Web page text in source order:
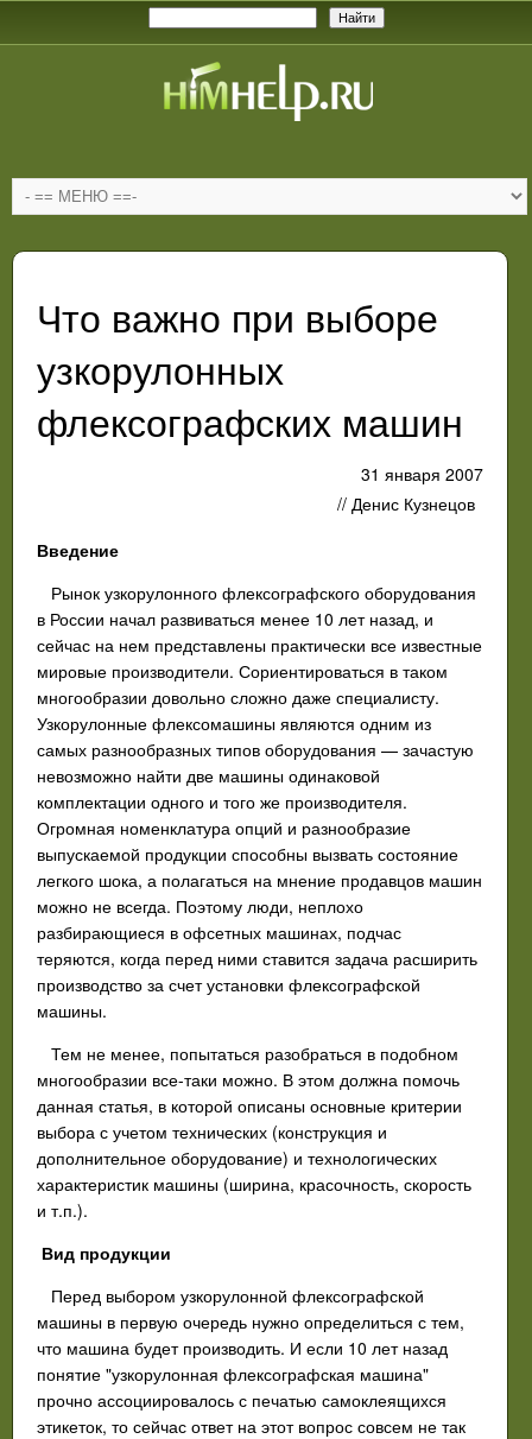
Что важно при выборе
узкорулонных
флексографских машин
31 января 2007
// Денис Кузнецов
Введение
Рынок узкорулонного флексографского оборудования
в России начал развиваться менее 10 лет назад, и
сейчас на нем представлены практически все известные
мировые производители. Сориентироваться в таком
многообразии довольно сложно даже специалисту.
Узкорулонные флексомашины являются одним из
самых разнообразных типов оборудования — зачастую
невозможно найти две машины одинаковой
комплектации одного и того же производителя.
Огромная номенклатура опций и разнообразие
выпускаемой продукции способны вызвать состояние
легкого шока, а полагаться на мнение продавцов машин
можно не всегда. Поэтому люди, неплохо
разбирающиеся в офсетных машинах, подчас
теряются, когда перед ними ставится задача расширить
производство за счет установки флексографской
машины.
Тем не менее, попытаться разобраться в подобном
многообразии все-таки можно. В этом должна помочь
данная статья, в которой описаны основные критерии
выбора с учетом технических (конструкция и
дополнительное оборудование) и технологических
характеристик машины (ширина, красочность, скорость
и т.п.).
Вид продукции
Перед выбором узкорулонной флексографской
машины в первую очередь нужно определиться с тем,
что машина будет производить. И если 10 лет назад
понятие "узкорулонная флексографская машина"
прочно ассоциировалось с печатью самоклеящихся
этикеток, то сейчас ответ на этот вопрос совсем не так